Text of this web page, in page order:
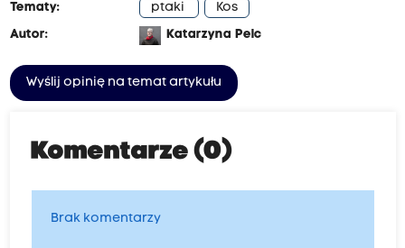
Tematy: ptaki
Kos
Autor:
Katarzyna Pelc
Wyślij opinię na temat artykułu
Komentarze (0)
Brak komentarzy